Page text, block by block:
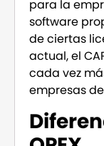
para la
software
de ciertas
actual, el
cada vez
empresas